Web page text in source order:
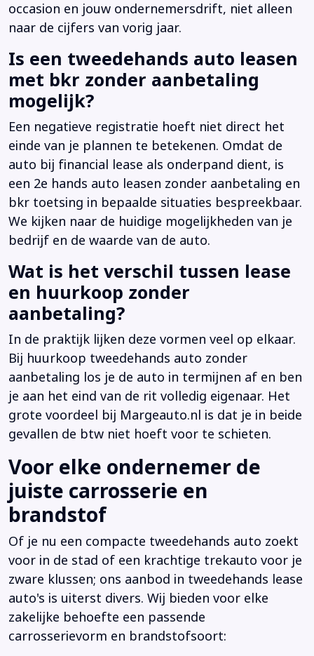
occasion en jouw ondernemersdrift, niet alleen
naar de cijfers van vorig jaar.
Is een tweedehands auto leasen
met bkr zonder aanbetaling
mogelijk?
Een negatieve registratie hoeft niet direct het
einde van je plannen te betekenen. Omdat de
auto bij financial lease als onderpand dient, is
een 2e hands auto leasen zonder aanbetaling en
bkr toetsing in bepaalde situaties bespreekbaar.
We kijken naar de huidige mogelijkheden van je
bedrijf en de waarde van de auto.
Wat is het verschil tussen lease
en huurkoop zonder
aanbetaling?
In de praktijk lijken deze vormen veel op elkaar.
Bij huurkoop tweedehands auto zonder
aanbetaling los je de auto in termijnen af en ben
je aan het eind van de rit volledig eigenaar. Het
grote voordeel bij Margeauto.nl is dat je in beide
gevallen de btw niet hoeft voor te schieten.
Voor elke ondernemer de
juiste carrosserie en
brandstof
Of je nu een compacte tweedehands auto zoekt
voor in de stad of een krachtige trekauto voor je
zware klussen; ons aanbod in tweedehands lease
auto's is uiterst divers. Wij bieden voor elke
zakelijke behoefte een passende
carrosserievorm en brandstofsoort: